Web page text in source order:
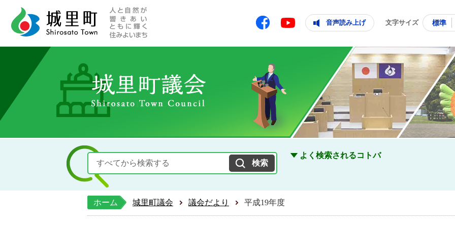
Facebook Youtube 音声読み上げ 文字サイズ 標準
よく検索されるコトバ
ホーム 城里町議会 議会だより 平成19年度